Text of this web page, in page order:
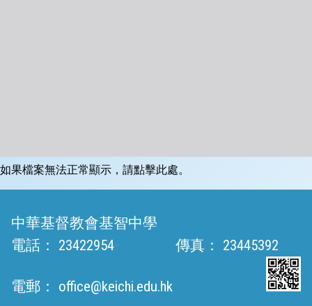
如果檔案無法正常顯示，請點擊此處。
中華基督教會基智中學
電話：
23422954 傳真： 23445392
電郵： office@keichi.edu.hk